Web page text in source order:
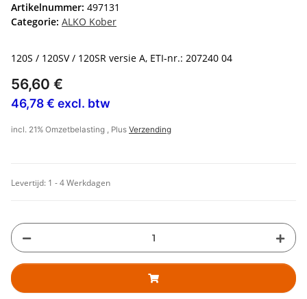
Artikelnummer: 497131
Categorie: ALKO Kober
120S / 120SV / 120SR versie A, ETI-nr.: 207240 04
56,60 €
46,78 € excl. btw
incl. 21% Omzetbelasting , Plus Verzending
Levertijd: 1 - 4 Werkdagen